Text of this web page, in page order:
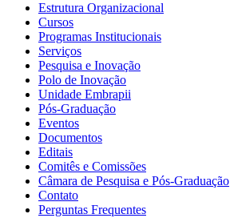
Estrutura Organizacional
Cursos
Programas Institucionais
Serviços
Pesquisa e Inovação
Polo de Inovação
Unidade Embrapii
Pós-Graduação
Eventos
Documentos
Editais
Comitês e Comissões
Câmara de Pesquisa e Pós-Graduação
Contato
Perguntas Frequentes